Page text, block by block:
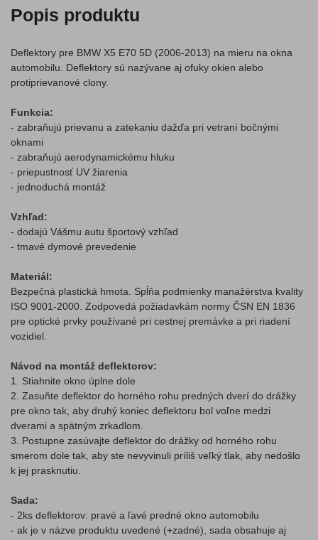
Popis produktu
Deflektory pre BMW X5 E70 5D (2006-2013) na mieru na okna
automobilu. Deflektory sú nazývane aj ofuky okien alebo
protiprievanové clony.
Funkcia:
- zabraňujú prievanu a zatekaniu dažďa pri vetraní bočnými
oknami
- zabraňujú aerodynamickému hluku
- priepustnosť UV žiarenia
- jednoduchá montáž
Vzhľad:
- dodajú Vášmu autu športový vzhľad
- tmavé dymové prevedenie
Materiál:
Bezpečná plastická hmota. Spĺňa podmienky manažérstva kvality
ISO 9001-2000. Zodpovedá požiadavkám normy ČSN EN 1836
pre optické prvky používané pri cestnej premávke a pri riadení
vozidiel.
Návod na montáž deflektorov:
1. Stiahnite okno úplne dole
2. Zasuňte deflektor do horného rohu predných dverí do drážky
pre okno tak, aby druhý koniec deflektoru bol voľne medzi
dverami a spätným zrkadlom.
3. Postupne zasúvajte deflektor do drážky od horného rohu
smerom dole tak, aby ste nevyvinuli príliš veľký tlak, aby nedošlo
k jej prasknutiu.
Sada:
- 2ks deflektorov: pravé a ľavé predné okno automobilu
- ak je v názve produktu uvedené (+zadné), sada obsahuje aj